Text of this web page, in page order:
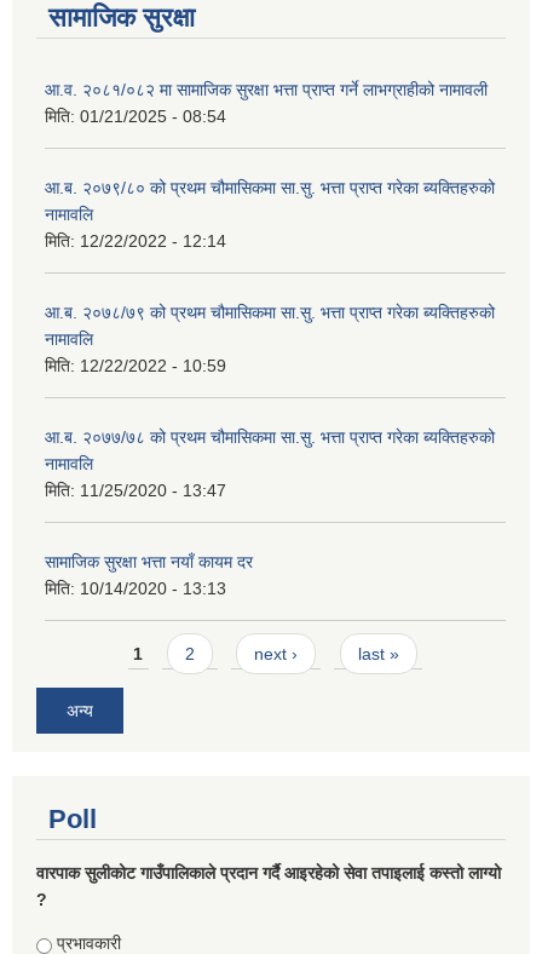
सामाजिक सुरक्षा
आ.व. २०८१/०८२ मा सामाजिक सुरक्षा भत्ता प्राप्त गर्ने लाभग्राहीको नामावली
मिति: 01/21/2025 - 08:54
आ.ब. २०७९/८० को प्रथम चौमासिकमा सा.सु. भत्ता प्राप्त गरेका ब्यक्तिहरुको
नामावलि
मिति: 12/22/2022 - 12:14
आ.ब. २०७८/७९ को प्रथम चौमासिकमा सा.सु. भत्ता प्राप्त गरेका ब्यक्तिहरुको
नामावलि
मिति: 12/22/2022 - 10:59
आ.ब. २०७७/७८ को प्रथम चौमासिकमा सा.सु. भत्ता प्राप्त गरेका ब्यक्तिहरुको
नामावलि
मिति: 11/25/2020 - 13:47
सामाजिक सुरक्षा भत्ता नयाँ कायम दर
मिति: 10/14/2020 - 13:13
Pages1 2 next › last »
अन्य
Poll
वारपाक सुलीकोट गाउँपालिकाले प्रदान गर्दै आइरहेको सेवा तपाइलाई कस्तो लाग्यो
?
Choices
प्रभावकारी